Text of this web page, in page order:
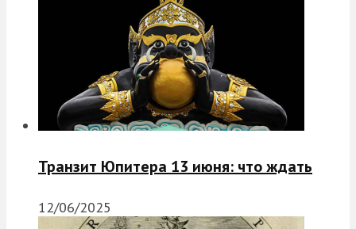
Транзит Юпитера 13 июня: что ждать
12/06/2025